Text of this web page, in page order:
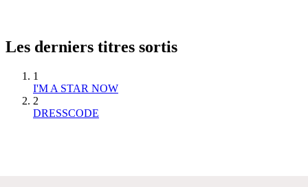
Les derniers titres sortis
1
I'M A STAR NOW
2
DRESSCODE